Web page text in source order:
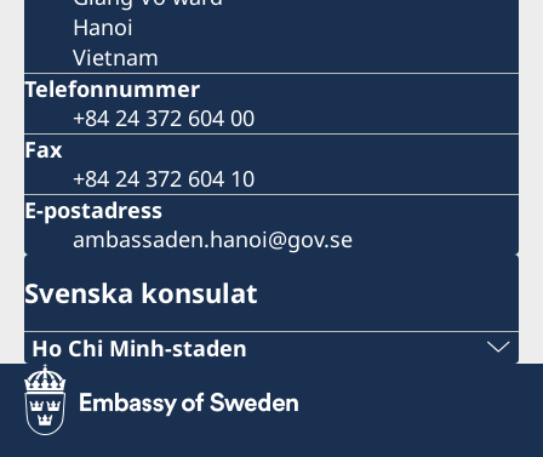
Hanoi
Vietnam
Telefonnummer
+84 24 372 604 00
Fax
+84 24 372 604 10
E-postadress
ambassaden.hanoi@gov.se
Svenska konsulat
Ho Chi Minh-staden
Tel:
+84 (0) 327 918 988